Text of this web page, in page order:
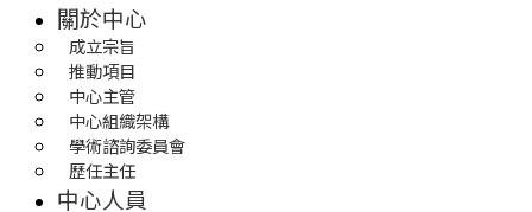
關於中心
成立宗旨
推動項目
中心主管
中心組織架構
學術諮詢委員會
歷任主任
中心人員